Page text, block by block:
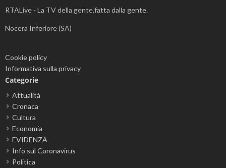
RTALive - La TV della gente,fatta dalla gente.
Nocera Inferiore (SA)
Cookie policy
Informativa sulla privacy
Categorie
Attualità
Cronaca
Cultura
Economia
EVIDENZA
Info sul Coronavirus
Politica